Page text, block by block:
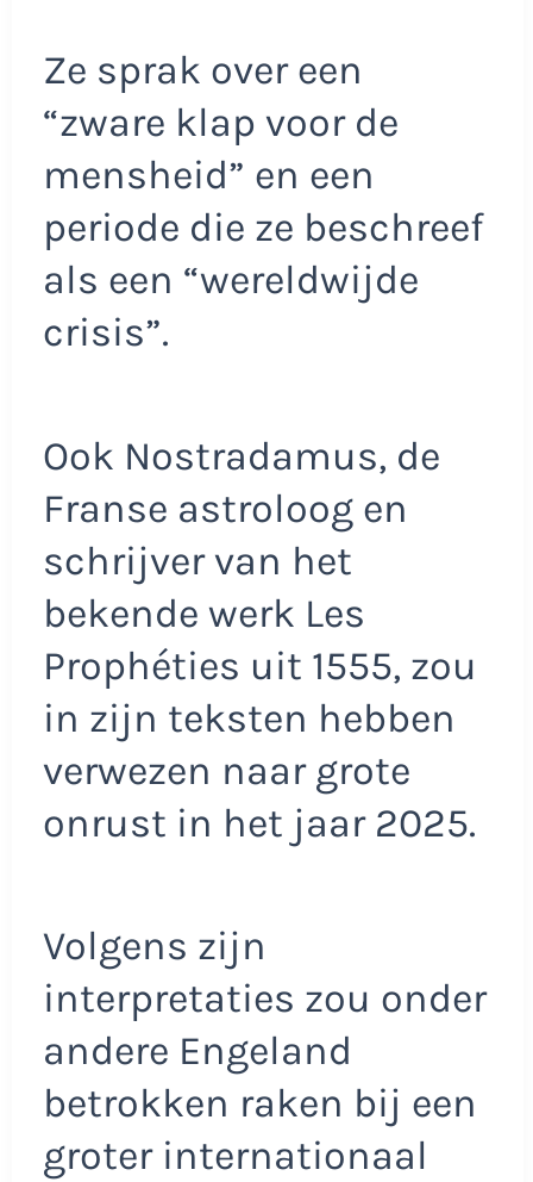
Ze sprak over een
“zware klap voor de
mensheid” en een
periode die ze beschreef
als een “wereldwijde
crisis”.
Ook Nostradamus, de
Franse astroloog en
schrijver van het
bekende werk Les
Prophéties uit 1555, zou
in zijn teksten hebben
verwezen naar grote
onrust in het jaar 2025.
Volgens zijn
interpretaties zou onder
andere Engeland
betrokken raken bij een
groter internationaal